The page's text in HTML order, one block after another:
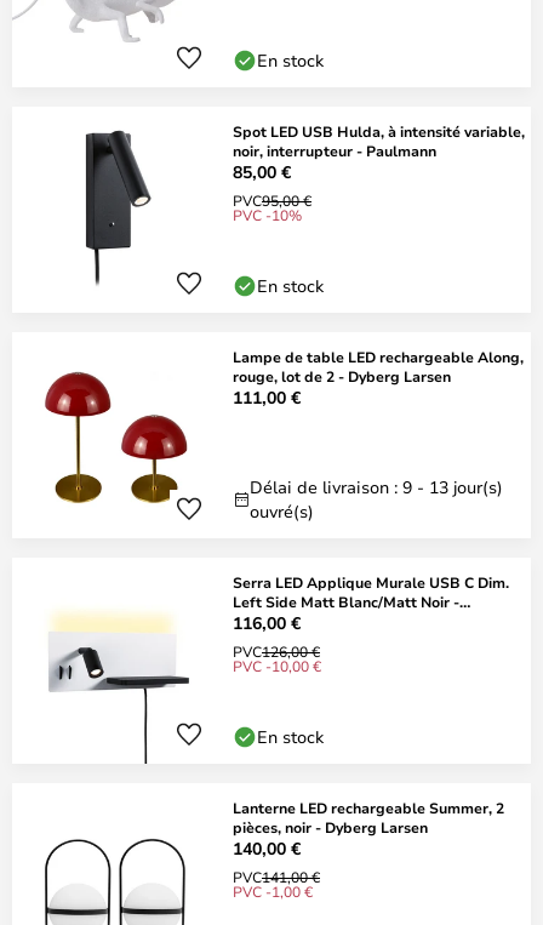
En stock
Spot LED USB Hulda, à intensité variable,
noir, interrupteur - Paulmann
85,00 €
PVC95,00 €
PVC -10%
En stock
Lampe de table LED rechargeable Along,
rouge, lot de 2 - Dyberg Larsen
111,00 €
Délai de livraison : 9 - 13 jour(s)
ouvré(s)
Serra LED Applique Murale USB C Dim.
Left Side Matt Blanc/Matt Noir -
Paulmann
116,00 €
PVC126,00 €
PVC -10,00 €
En stock
Lanterne LED rechargeable Summer, 2
pièces, noir - Dyberg Larsen
140,00 €
PVC141,00 €
PVC -1,00 €